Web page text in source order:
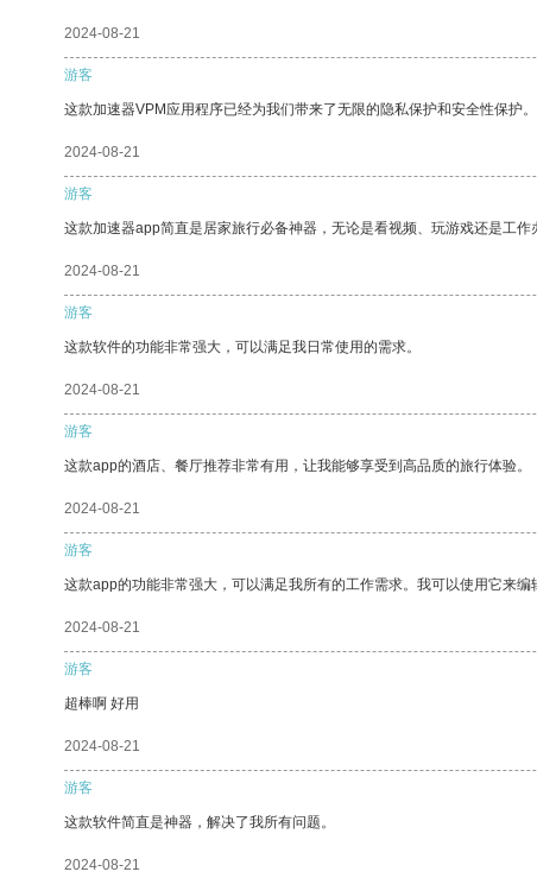
2024-08-21
游客
这款加速器VPM应用程序已经为我们带来了无限的隐私保护和安全性保护。
2024-08-21
游客
这款加速器app简直是居家旅行必备神器，无论是看视频、玩游戏还是工
2024-08-21
游客
这款软件的功能非常强大，可以满足我日常使用的需求。
2024-08-21
游客
这款app的酒店、餐厅推荐非常有用，让我能够享受到高品质的旅行体验。
2024-08-21
游客
这款app的功能非常强大，可以满足我所有的工作需求。我可以使用它来编
2024-08-21
游客
超棒啊 好用
2024-08-21
游客
这款软件简直是神器，解决了我所有问题。
2024-08-21